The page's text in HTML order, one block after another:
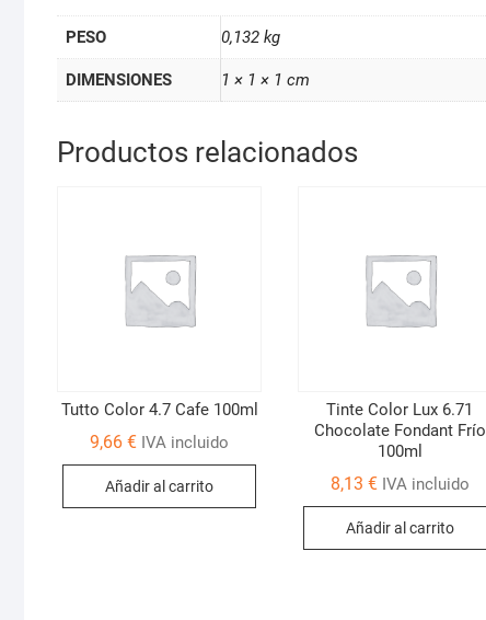
PESO 0,132 kg
DIMENSIONES 1 × 1 × 1 cm
Productos relacionados
Tutto Color 4.7 Cafe 100ml
9,66€ IVA incluido
Añadir al carrito
Tinte Color Lux 6.71
Chocolate Fondant Frío
100ml
8,13 € IVA incluido
Añadir al carrito